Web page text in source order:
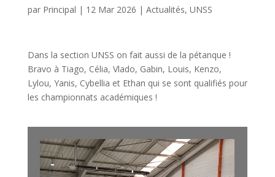
par Principal | 12 Mar 2026 | Actualités, UNSS
Dans la section UNSS on fait aussi de la pétanque !
Bravo à Tiago, Célia, Vlado, Gabin, Louis, Kenzo,
Lylou, Yanis, Cybellia et Ethan qui se sont qualifiés pour
les championnats académiques !